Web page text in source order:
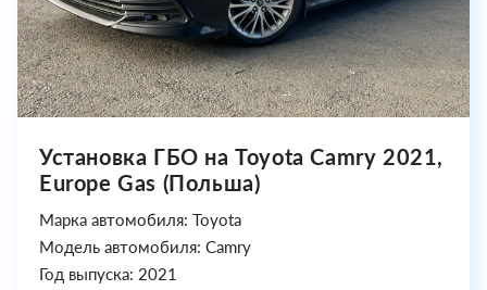
Установка ГБО на Toyota Camry 2021,
Europe Gas (Польша)
Марка автомобиля: Toyota
Модель автомобиля: Camry
Год выпуска: 2021